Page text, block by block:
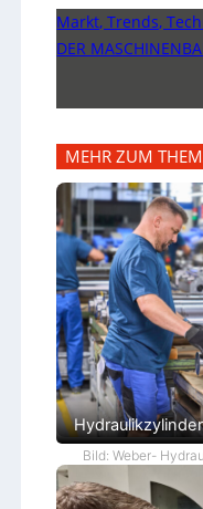
Markt, Trends,
DER
MEHR ZUM
Bild: Weber-